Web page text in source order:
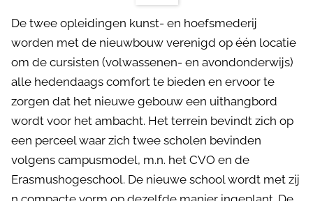
De twee opleidingen kunst- en hoefsmederĳ
worden met de nieuwbouw verenigd op één locatie
om de cursisten (volwassenen- en avondonderwĳs)
alle hedendaags comfort te bieden en ervoor te
zorgen dat het nieuwe gebouw een uithangbord
wordt voor het ambacht. Het terrein bevindt zich op
een perceel waar zich twee scholen bevinden
volgens campusmodel, m.n. het CVO en de
Erasmushogeschool. De nieuwe school wordt met zĳ